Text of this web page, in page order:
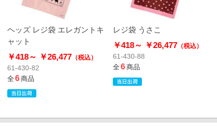
ヘッズ レジ袋 エレガントキ
ャット
￥418～ ￥26,477 （税込）
61-430-82
全6商品
レジ袋 うさこ
￥418～ ￥26,477（税込）
61-430-88
全6商品